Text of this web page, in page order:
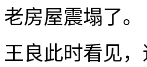
老房屋震塌了。
王良此时看见